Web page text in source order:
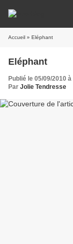
Accueil » Eléphant
Eléphant
Publié le 05/09/2010
Par Jolie Tendresse